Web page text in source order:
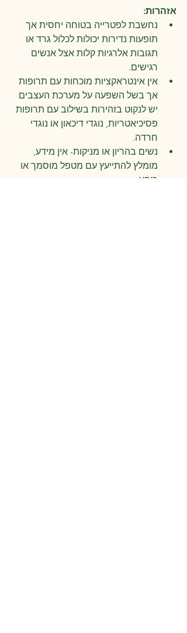
אזהרות:
נחשבת לפטרייה בטוחה יחסית אך
תופעות נדירות יכולות לכלול גרד או
תגובות אלרגיות קלות אצל אנשים
רגישים.
אין אינטראקציות מוכחות עם תרופות
אך בשל השפעה על מערכת העצבים
יש לנקוט בזהירות בשילוב עם תרופות
פסיכיאטריות, נוגדי דיכאון או נוגדי
חרדה.
נשים בהריון או מניקות- אין מידע,
מומלץ להתייעץ עם מטפל מוסמך או
רופא.